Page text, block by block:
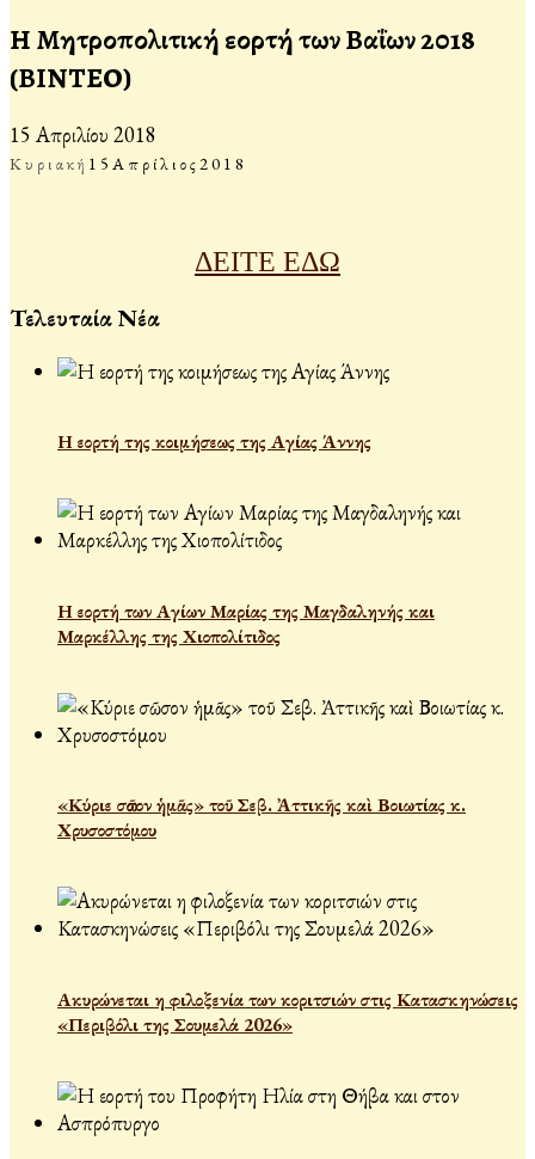
Η Μητροπολιτική εορτή των Βαΐων 2018
(ΒΙΝΤΕΟ)
15 Απριλίου 2018
Κυριακή 15 Απρίλιος2018
ΔΕΙΤΕ ΕΔΩ
Τελευταία Νέα
Η εορτή της κοιμήσεως της Αγίας Άννης
Η εορτή των Αγίων Μαρίας της Μαγδαληνής και
Μαρκέλλης της Χιοπολίτιδος
«Κύριε σῶσον ἡμᾶς» τοῦ Σεβ. Ἀττικῆς καὶ Βοιωτίας κ.
Χρυσοστόμου
Ακυρώνεται η φιλοξενία των κοριτσιών στις Κατασκηνώσεις
«Περιβόλι της Σουμελά 2026»